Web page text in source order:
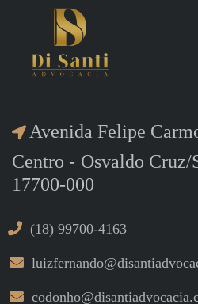
Avenida Felipe
Centro - Osvaldo Cruz/
17700-000
(18) 99700-4163